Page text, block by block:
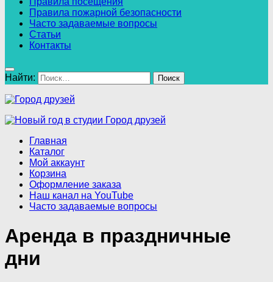
Правила пожарной безопасности
Часто задаваемые вопросы
Статьи
Контакты
Найти:
Главная
Каталог
Мой аккаунт
Корзина
Оформление заказа
Наш канал на YouTube
Часто задаваемые вопросы
Аренда в праздничные
дни